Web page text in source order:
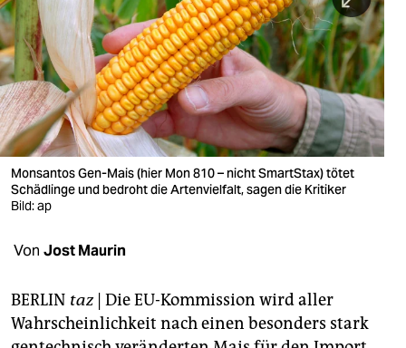
berlin
nord
wahrheit
verlag
verlag
veranstaltungen
unterstützen
Monsantos Gen-Mais (hier Mon 810 – nicht SmartStax) tötet
Schädlinge und bedroht die Artenvielfalt, sagen die Kritiker
Bild: ap
Von Jost Maurin
BERLIN taz| Die EU-Kommission wird aller
Wahrscheinlichkeit nach einen besonders stark